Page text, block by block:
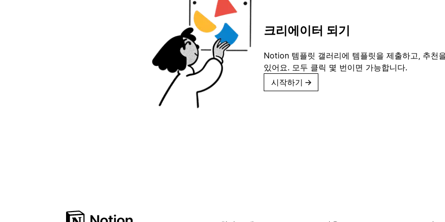
크리에이터 되기
Notion 템플릿 갤러리에 템플릿을 제출하고, 추천
있어요. 모두 클릭 몇 번이면 가능합니다.
시작하기 →